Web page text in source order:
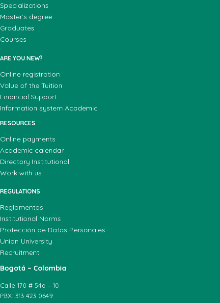
Specializations
Master's degree
Graduates
Courses
ARE YOU NEW?
Online registration
Value of the Tuition
Financial Support
Information system Academic
RESOURCES
Online payments
Academic calendar
Directory Institutional
Work with us
REGULATIONS
Reglamentos
Institutional Norms
Protección de Datos Personales
Union University
Recruitment
Bogotá – Colombia
Calle 170 # 54a – 10
PBX: 313 423 0649